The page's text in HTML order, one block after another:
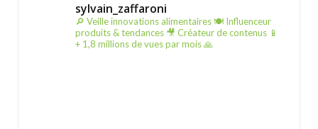
sylvain_zaffaroni
🔎 Veille innovations alimentaires🍽️ Influenceur
produits & tendances 🎥 Créateur de contenus 📱
+ 1,8 millions de vues par mois 🙏